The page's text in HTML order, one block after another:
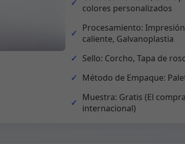
colores personalizados
Procesamiento:
caliente, Galvanoplastia
Sello: Corcho, Tapa de
Método de Empaque:
Muestra: Gratis (El
internacional)